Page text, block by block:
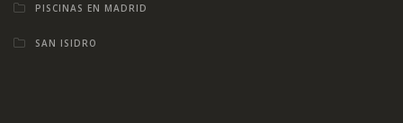
PISCINAS EN MADRID
SAN ISIDRO